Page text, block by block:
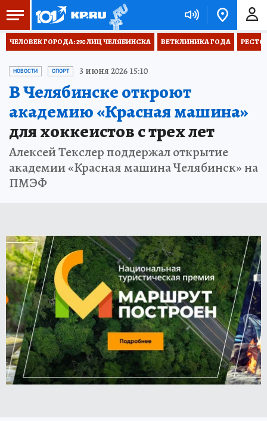
ЧЕЛОВЕК ГОРОДА: 290 ЛИЦ ЧЕЛЯБИНСКА ВЕТКЛИНИКА ГОДА
НОВОСТИ СПОРТ 3 июня 2026 15:10
В Челябинске откроют
академию «Красная машина»
для хоккеистов с трех лет
Алексей Текслер поддержал открытие
академии «Красная машина Челябинск» на
ПМЭФ